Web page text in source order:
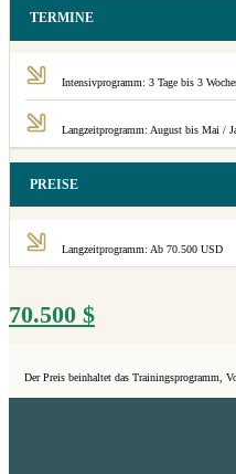
TERMINE
Intensivprogramm: 3 Tage bis 3
Langzeitprogramm: August bis Mai /
PREISE
Langzeitprogramm: Ab 70.500 USD
70.500 $
Der Preis beinhaltet das Trainingsprogramm,